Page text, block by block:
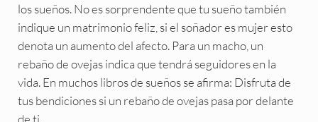
los sueños. No es sorprendente que tu sueño también
indique un matrimonio feliz, si el soñador es mujer esto
denota un aumento del afecto. Para un macho, un
rebaño de ovejas indica que tendrá seguidores en la
vida. En muchos libros de sueños se afirma: Disfruta de
tus bendiciones si un rebaño de ovejas pasa por delante
de ti.